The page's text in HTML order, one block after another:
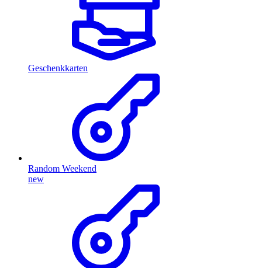
Geschenkkarten
Random Weekend
new